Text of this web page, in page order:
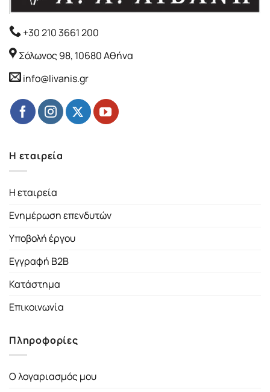
+30 210 3661 200
Σόλωνος 98, 10680 Αθήνα
info@livanis.gr
Η εταιρεία
Η εταιρεία
Ενημέρωση επενδυτών
Υποβολή έργου
Εγγραφή B2B
Κατάστημα
Επικοινωνία
Πληροφορίες
Ο λογαριασμός μου